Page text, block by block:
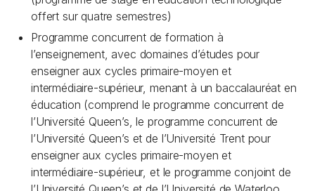
offert sur quatre semestres)
Programme concurrent de formation à
l’enseignement, avec domaines d’études pour
enseigner aux cycles primaire-moyen et
intermédiaire-supérieur, menant à un baccalauréat en
éducation (comprend le programme concurrent de
l’Université Queen’s, le programme concurrent de
l’Université Queen’s et de l’Université Trent pour
enseigner aux cycles primaire-moyen et
intermédiaire-supérieur, et le programme conjoint de